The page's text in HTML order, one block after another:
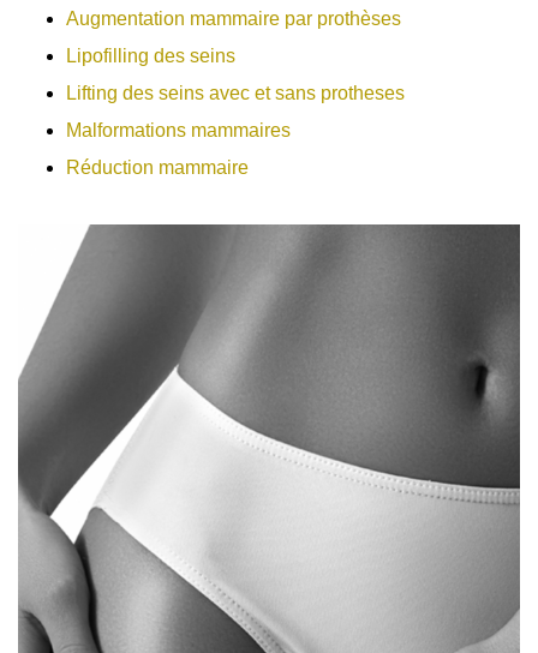
Augmentation mammaire par prothèses
Lipofilling des seins
Lifting des seins avec et sans protheses
Malformations mammaires
Réduction mammaire